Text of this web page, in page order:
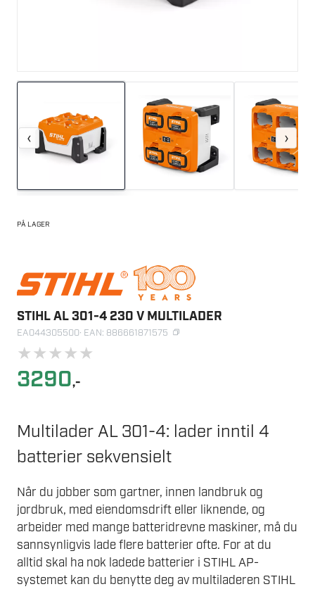
‹ ›
PÅ LAGER
STIHL AL 301-4 230 V MULTILADER
EA044305500· EAN: 886661871575
★★★★★
3290,-
Multilader AL 301-4: lader inntil 4
batterier sekvensielt
Når du jobber som gartner, innen landbruk og
jordbruk, med eiendomsdrift eller liknende, og
arbeider med mange batteridrevne maskiner, må du
sannsynligvis lade flere batterier ofte. For at du
alltid skal ha nok ladede batterier i STIHL AP-
systemet kan du benytte deg av multiladeren STIHL